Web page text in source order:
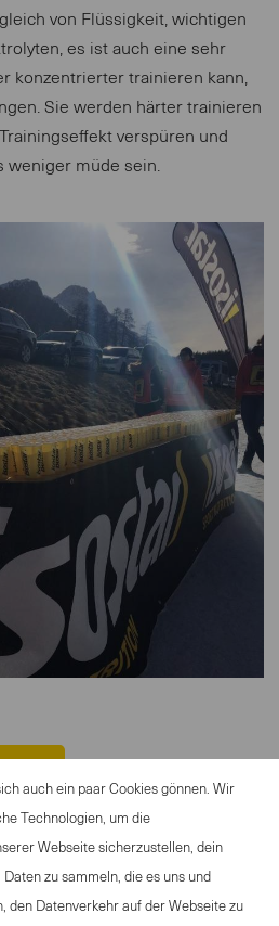
von Flüssigkeit, wichtigen
es ist auch eine sehr
konzentrierter trainieren kann,
Sie werden härter trainieren
verspüren und
weniger müde sein.
auch ein paar Cookies gönnen. Wir
Technologien, um die
Webseite sicherzustellen, dein
zu sammeln, die es uns und
den Datenverkehr auf der Webseite zu